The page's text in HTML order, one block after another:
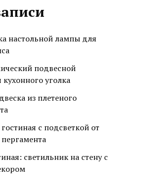
настольной лампы для
подвесной
уголка
из плетеного
с подсветкой от
светильник на стену с